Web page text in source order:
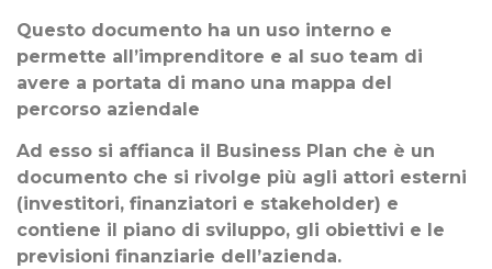
Questo documento ha un uso interno e
permette all’imprenditore e al suo team di
avere a portata di mano una mappa del
percorso aziendale
Ad esso si affianca il Business Plan che è un
documento che si rivolge più agli attori esterni
(investitori, finanziatori e stakeholder) e
contiene il piano di sviluppo, gli obiettivi e le
previsioni finanziarie dell’azienda.